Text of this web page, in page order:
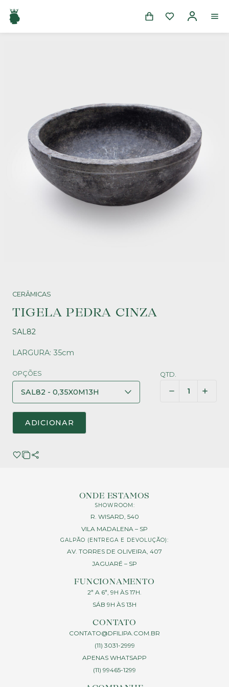
CERÂMICAS
TIGELA PEDRA CINZA
SAL82
LARGURA: 35cm
OPÇÕES QTD.
ADICIONAR
ONDE ESTAMOS
SHOWROOM:
R. WISARD, 540
VILA MADALENA – SP
GALPÃO (ENTREGA E DEVOLUÇÃO):
AV. TORRES DE OLIVEIRA, 407
JAGUARÉ – SP
FUNCIONAMENTO
2ª A 6ª, 9H ÀS 17H.
SÁB 9H ÀS 13H
CONTATO
CONTATO@DFILIPA.COM.BR
(11) 3031-2999
APENAS WHATSAPP
(11) 99465-1299